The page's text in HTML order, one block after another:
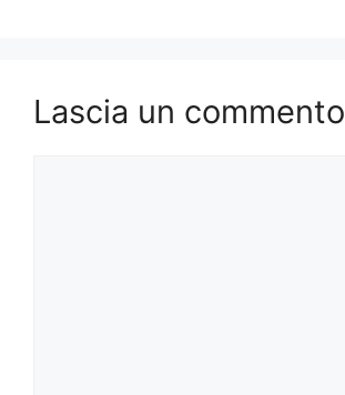
Lascia un commento